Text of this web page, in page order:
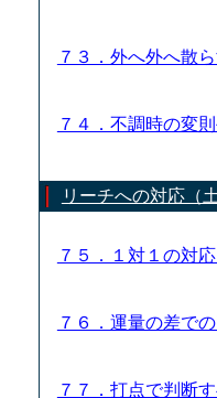
７３．外へ外へ散
７４．不調時の変
リーチへの対応（
７５．１対１の対
７６．運量の差で
７７．打点で判断